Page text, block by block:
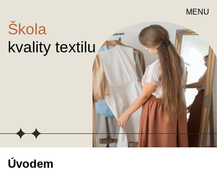
MENU
Škola
kvality textilu
Úvodem